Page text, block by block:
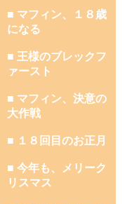
■ マフィン、１８歳
になる
■ 王様のブレックフ
ァースト
■ マフィン、決意の
大作戦
■ １８回目のお正月
■ 今年も、メリーク
リスマス